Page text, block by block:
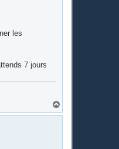
les
7 jours
a